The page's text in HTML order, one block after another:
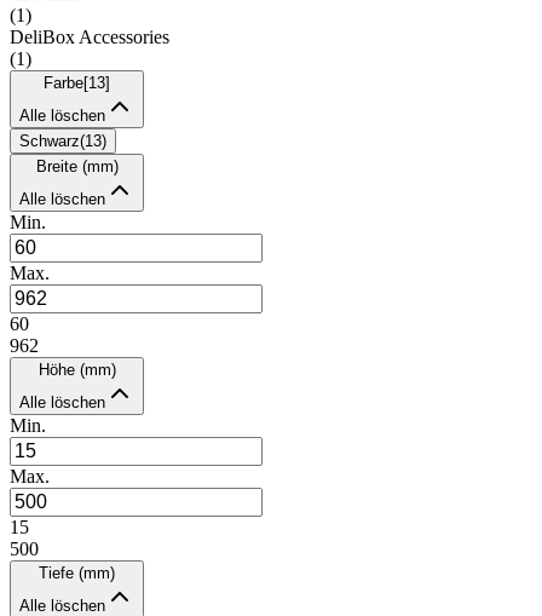
(1)
DeliBox Accessories
(1)
Farbe[13]
Alle löschen
Schwarz(13)
Breite (mm)
Alle löschen
Min.
Max.
60
962
Höhe (mm)
Alle löschen
Min.
Max.
15
500
Tiefe (mm)
Alle löschen